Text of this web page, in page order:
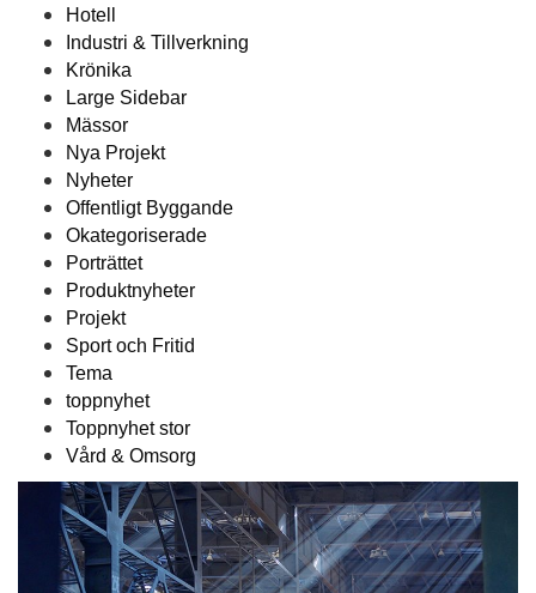
Hotell
Industri & Tillverkning
Krönika
Large Sidebar
Mässor
Nya Projekt
Nyheter
Offentligt Byggande
Okategoriserade
Porträttet
Produktnyheter
Projekt
Sport och Fritid
Tema
toppnyhet
Toppnyhet stor
Vård & Omsorg